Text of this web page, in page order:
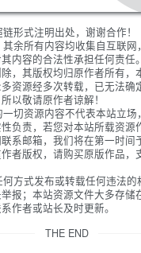
形式注明出处，谢谢合作！
余所有内容均收集自互联网
内容的合法性承担任何责任
，其版权均归原作者所有，
资源经多次转载，已无法确
以敬请原作者谅解！
切资源内容不代表本站立场
负责，若您对本站所载资源
系邮箱，我们将在第一时间
者版权，请购买原版作品，
方式发布或转载任何违法的
报；本站资源文件大多存储
作者或站长及时更新。
THE END